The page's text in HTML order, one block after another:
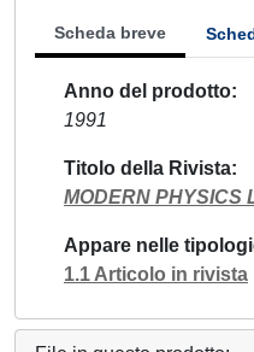
Scheda breve
Anno del prodotto
1991
Titolo della Rivista
MODERN PHYSICS
Appare nelle
1.1 Articolo in rivista